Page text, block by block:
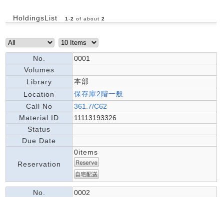
HoldingsList 1 -2 of about 2
No.
0001
Volumes
Library
本部
Location
保存庫2階一般
Call No
361.7/C62
Material ID
11113193326
Status
Due Date
Reservation
0items
No.
0002